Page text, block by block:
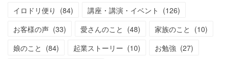
イロドリ便り (84) 講座・講演・イベント (126)
お客様の声 (33) 愛さんのこと (48) 家族のこと (10)
娘のこと (84) 起業ストーリー (10) お勉強 (27)